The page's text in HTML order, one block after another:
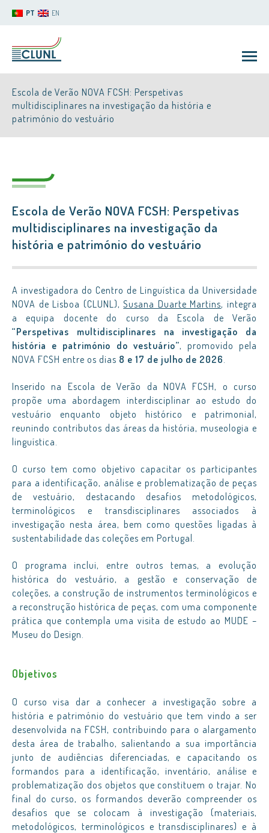
PT EN
CLUNL
Escola de Verão NOVA FCSH: Perspetivas
multidisciplinares na investigação da história e
património do vestuário
Escola de Verão NOVA FCSH: Perspetivas
multidisciplinares na investigação da
história e património do vestuário
A investigadora do Centro de Linguística da Universidade
NOVA de Lisboa (CLUNL),Susana Duarte Martins, integra
a equipa docente do curso da Escola de Verão
“Perspetivas multidisciplinares na investigação da
história e património do vestuário”, promovido pela
NOVA FCSH entre os dias 8 e 17 de julho de 2026.
Inserido na Escola de Verão da NOVA FCSH, o curso
propõe uma abordagem interdisciplinar ao estudo do
vestuário enquanto objeto histórico e patrimonial,
reunindo contributos das áreas da história, museologia e
linguística.
O curso tem como objetivo capacitar os participantes
para a identificação, análise e problematização de peças
de vestuário, destacando desafios metodológicos,
terminológicos e transdisciplinares associados à
investigação nesta área, bem como questões ligadas à
sustentabilidade das coleções em Portugal.
O programa inclui, entre outros temas, a evolução
histórica do vestuário, a gestão e conservação de
coleções, a construção de instrumentos terminológicos e
a reconstrução histórica de peças, com uma componente
prática que contempla uma visita de estudo ao MUDE –
Museu do Design.
Objetivos
O curso visa dar a conhecer a investigação sobre a
história e património do vestuário que tem vindo a ser
desenvolvida na FCSH, contribuindo para o alargamento
desta área de trabalho, salientando a sua importância
junto de audiências diferenciadas, e capacitando os
formandos para a identificação, inventário, análise e
problematização dos objetos que constituem o trajar. No
final do curso, os formandos deverão compreender os
desafios que se colocam à investigação (materiais,
metodológicos, terminológicos e transdisciplinares) e à